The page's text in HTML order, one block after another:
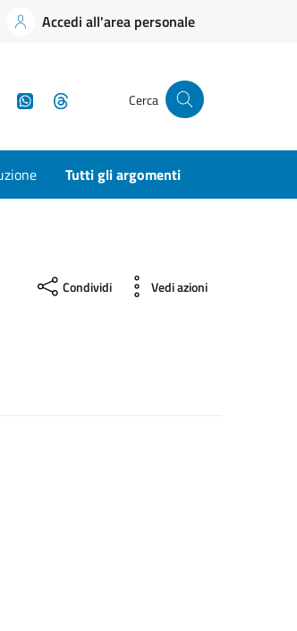
Accedi all'area personale
TelegramWhatsApp Cerca
Tutti gli argomenti
Condividi Vedi azioni